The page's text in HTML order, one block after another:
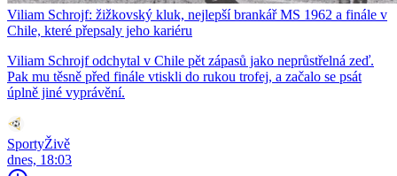
Viliam Schrojf: žižkovský kluk, nejlepší brankář MS 1962 a finále v
Chile, které přepsaly jeho kariéru
Viliam Schrojf odchytal v Chile pět zápasů jako neprůstřelná zeď.
Pak mu těsně před finále vtiskli do rukou trofej, a začalo se psát
úplně jiné vyprávění.
SportyŽivě
dnes, 18:03